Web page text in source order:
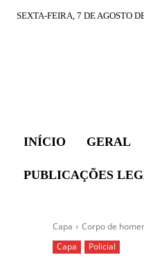
SEXTA-FEIRA, 7 DE AGOSTO
INÍCIO GERAL
PUBLICAÇÕES
Capa
Corpo de
Capa
Policial